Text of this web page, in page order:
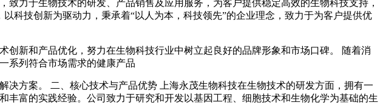
力于生物技术的研发、产品销售及应用服务，为客户提供稳定高效的生物科技支持，
科技创新为驱动力，秉承着“以人为本，科技领先”的企业理念，致力于为客户提供优
新和产品优化，努力在生物科技行业中树立起良好的品牌形象和市场口碑。 随着消
系列符合市场需求的健康产品
方案。 二、核心技术与产品优势 上海永茂生物科技在生物技术的研发方面，拥有一
富的实践经验。公司致力于研究和开发以基因工程、细胞技术和生物化学为基础的生